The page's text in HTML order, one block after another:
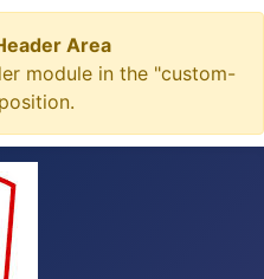
Area
module in the "custom-